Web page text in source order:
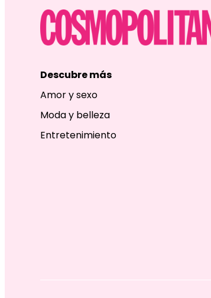
Descubre más
Amor y sexo
Moda y belleza
Entretenimiento